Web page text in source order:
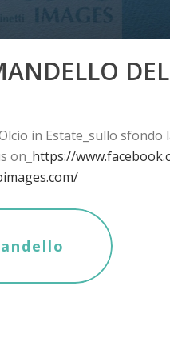
in Estate_sullo
on_ https://